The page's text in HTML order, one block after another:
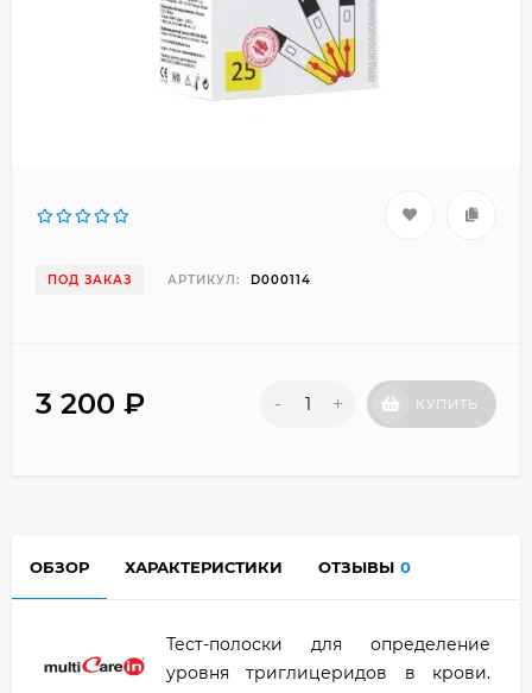
ПОД ЗАКАЗ АРТИКУЛ: D000114
3 200 ₽ - + КУПИТЬ
ОБЗОР ХАРАКТЕРИСТИКИ ОТЗЫВЫ 0
Тест-полоски для определение
уровня триглицеридов в крови.